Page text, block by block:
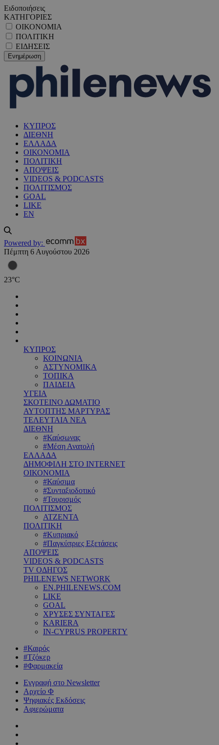
Ειδοποιήσεις
ΚΑΤΗΓΟΡΙΕΣ
ΟΙΚΟΝΟΜΙΑ
ΠΟΛΙΤΙΚΗ
ΕΙΔΗΣΕΙΣ
ΚΥΠΡΟΣ
ΔΙΕΘΝΗ
ΕΛΛΑΔΑ
ΟΙΚΟΝΟΜΙΑ
ΠΟΛΙΤΙΚΗ
ΑΠΟΨΕΙΣ
VIDEOS & PODCASTS
ΠΟΛΙΤΙΣΜΟΣ
GOAL
LIKE
EN
Powered by:
Πέμπτη 6 Αυγούστου 2026
23°C
ΚΥΠΡΟΣ
ΚΟΙΝΩΝΙΑ
ΑΣΤΥΝΟΜΙΚΑ
ΤΟΠΙΚΑ
ΠΑΙΔΕΙΑ
ΥΓΕΙΑ
ΣΚΟΤΕΙΝΟ ΔΩΜΑΤΙΟ
ΑΥΤΟΠΤΗΣ ΜΑΡΤΥΡΑΣ
ΤΕΛΕΥΤΑΙΑ ΝΕΑ
ΔΙΕΘΝΗ
#Καύσωνας
#Μέση Ανατολή
ΕΛΛΑΔΑ
ΔΗΜΟΦΙΛΗ ΣΤΟ INTERNET
ΟΙΚΟΝΟΜΙΑ
#Καύσιμα
#Συνταξιοδοτικό
#Τουρισμός
ΠΟΛΙΤΙΣΜΟΣ
ΑΤΖΕΝΤΑ
ΠΟΛΙΤΙΚΗ
#Κυπριακό
#Παγκύπριες Εξετάσεις
ΑΠΟΨΕΙΣ
VIDEOS & PODCASTS
TV ΟΔΗΓΟΣ
PHILENEWS NETWORK
EN.PHILENEWS.COM
LIKE
GOAL
ΧΡΥΣΕΣ ΣΥΝΤΑΓΕΣ
KARIERA
IN-CYPRUS PROPERTY
#Καιρός
#Τζόκερ
#Φαρμακεία
Εγγραφή στο Newsletter
Αρχείο Φ
Ψηφιακές Εκδόσεις
Αφιερώματα